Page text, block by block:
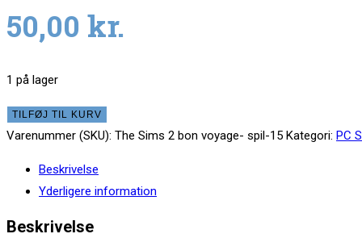
50,00 kr.
1 på lager
The
Sims
voyage
(PC
TILFØJ TIL KURV
Varenummer (SKU): The Sims 2 bon voyage- spil-15 Kategori: PC
Beskrivelse
Yderligere information
Beskrivelse